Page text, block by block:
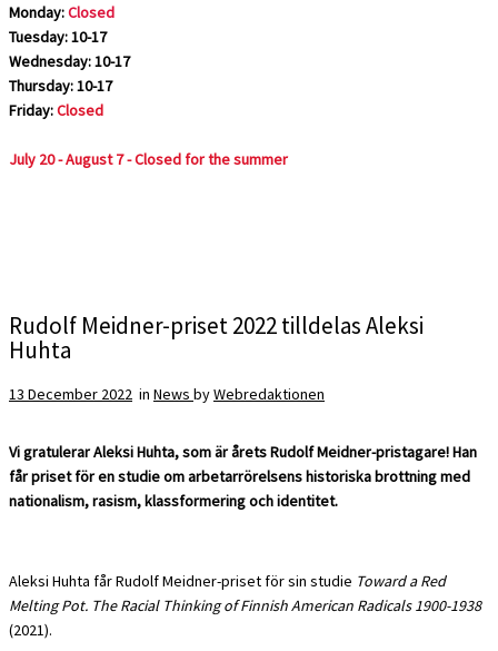
Monday:Closed
Tuesday: 10-17
Wednesday: 10-17
Thursday: 10-17
Friday:Closed
July 20 - August 7 - Closed for the summer
Rudolf Meidner-priset 2022 tilldelas Aleksi
Huhta
13 December 2022 in News byWebredaktionen
Vi gratulerar Aleksi Huhta, som är årets Rudolf Meidner-pristagare!Han
får priset för en studie om arbetarrörelsens historiska brottning med
nationalism, rasism, klassformering och identitet.
Aleksi Huhta får Rudolf Meidner-priset för sin studie Toward a Red
Melting Pot. The Racial Thinking of Finnish American Radicals 1900-1938
(2021).